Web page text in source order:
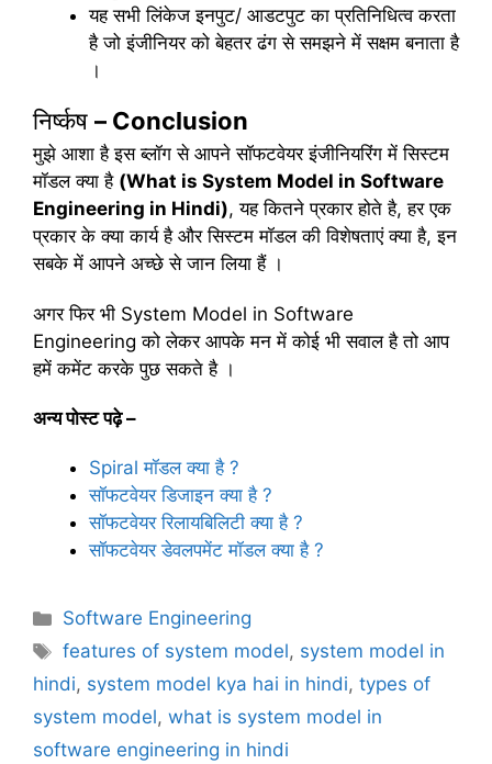
यह सभी लिंकेज इनपुट/ आडटपुट का प्रतिनिधित्व करता
है जो इंजीनियर को बेहतर ढंग से समझने में सक्षम बनाता है
।
निर्ष्कष – Conclusion
मुझे आशा है इस ब्लॉग से आपने सॉफटवेयर इंजीनियरिंग में सिस्टम
मॉडल क्या है (What is System Model in Software
Engineering in Hindi), यह कितने प्रकार होते है, हर एक
प्रकार के क्या कार्य है और सिस्टम मॉडल की विशेषताएं क्या है, इन
सबके में आपने अच्छे से जान लिया हैं ।
अगर फिर भी System Model in Software
Engineering को लेकर आपके मन में कोई भी सवाल है तो आप
हमें कमेंट करके पुछ सकते है ।
अन्य पोस्ट पढ़े –
Spiral मॉडल क्या है ?
सॉफटवेयर डिजाइन क्या है ?
सॉफटवेयर रिलायबिलिटी क्या है ?
सॉफटवेयर डेवलपमेंट मॉडल क्या है ?
C
a
e
g
o
Software Engineering
T
a
s
features of system model, system model in
hindi, system model kya hai in hindi, types of
system model, what is system model in
software engineering in hindi